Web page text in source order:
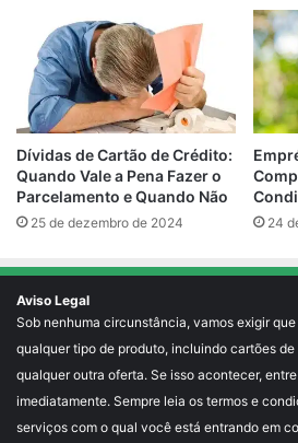
Dívidas de Cartão de Crédito:
Quando Vale a Pena Fazer o
Parcelamento e Quando Não
25 de dezembro de 2024 24
Aviso Legal
Sob nenhuma circunstância, vamos exigir
qualquer tipo de produto, incluindo cartões
qualquer outra oferta. Se isso acontecer,
imediatamente. Sempre leia os termos e
serviços com o qual você está entrando em